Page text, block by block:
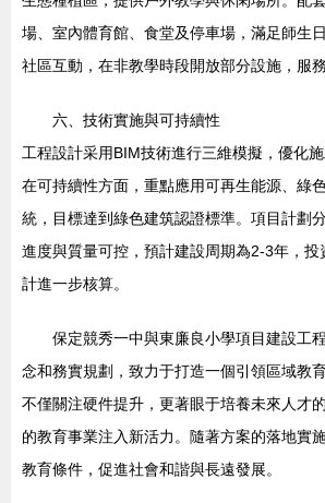
場、室內體育館、食堂及停車場，滿足師生
社區互動，在非教學時段開放部分設施，服務
六、技術實施與可持續性
工程設計采用BIM技術進行三維模擬，優化施
在可持續性方面，重點應用可再生能源、綠
統，目標達到綠色建筑認證標準。項目計劃
進度與質量可控，預計建設周期為2-3年，投
計進一步核算。
保定競秀一中與東廉良小學項目建設工
念和務實規劃，致力于打造一個引領區域教
不僅關注硬件提升，更著眼于培養未來人才
的教育事業注入新活力。隨著方案的落地實
教育條件，促進社會和諧與長遠發展。